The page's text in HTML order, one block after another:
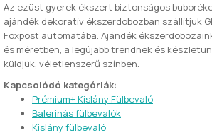
Az ezüst gyerek ékszert biztonságos
ajándék dekoratív ékszerdobozban szállítjuk
Foxpost automatába. Ajándék
és méretben, a legújabb trendnek és
küldjük, véletlenszerű színben.
Kapcsolódó kategóriák:
Prémium+ Kislány Fülbevaló
Balerinás fülbevalók
Kislány fülbevaló